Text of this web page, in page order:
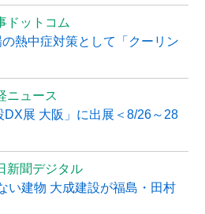
ドットコム
熱中症対策として「クーリン
ニュース
DX展 大阪」に出展＜8/26～28
新聞デジタル
い建物 大成建設が福島・田村